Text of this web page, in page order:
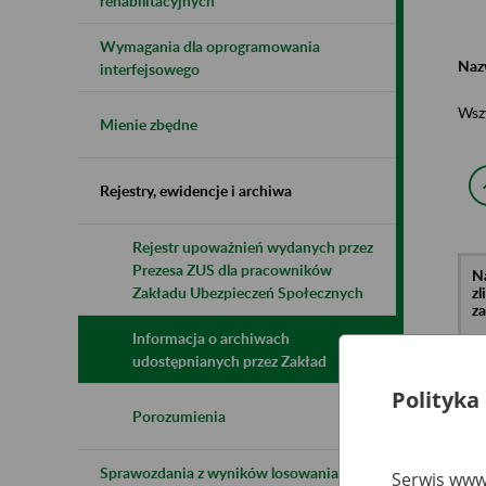
Wymagania dla oprogramowania
interfejsowego
Mienie zbędne
Rejestry, ewidencje i archiwa
Rejestr upoważnień wydanych przez
Prezesa ZUS dla pracowników
Zakładu Ubezpieczeń Społecznych
Informacja o archiwach
udostępnianych przez Zakład
Porozumienia
Sprawozdania z wyników losowania do
Polityka
Serwis